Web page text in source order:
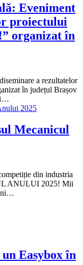
Eveniment
proiectului
organizat în
a rezultatelor
în județul Brașov
Mecanicul
din industria
ANULUI 2025! Mii
Easybox în